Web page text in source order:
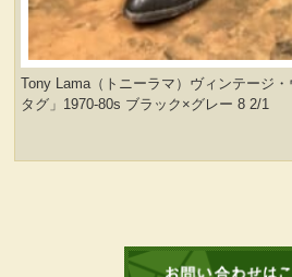
Tony Lama（トニーラマ）ヴィンテージ
タグ」1970-80s ブラック×グレー 8 2/1